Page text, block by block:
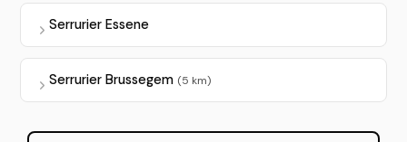
Serrurier Essene
Serrurier Brussegem (5 km)